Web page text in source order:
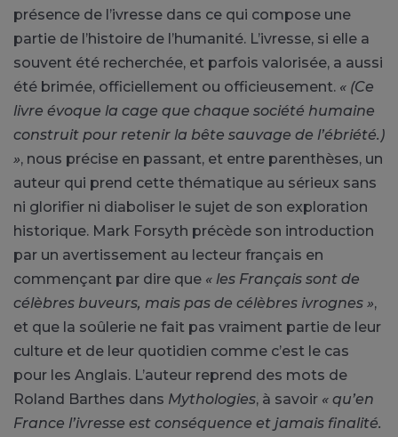
présence de l’ivresse dans ce qui compose une
partie de l’histoire de l’humanité. L’ivresse, si elle a
souvent été recherchée, et parfois valorisée, a aussi
été brimée, officiellement ou officieusement. « (Ce
livre évoque la cage que chaque société humaine
construit pour retenir la bête sauvage de l’ébriété.)
», nous précise en passant, et entre parenthèses, un
auteur qui prend cette thématique au sérieux sans
ni glorifier ni diaboliser le sujet de son exploration
historique. Mark Forsyth précède son introduction
par un avertissement au lecteur français en
commençant par dire que « les Français sont de
célèbres buveurs, mais pas de célèbres ivrognes »,
et que la soûlerie ne fait pas vraiment partie de leur
culture et de leur quotidien comme c’est le cas
pour les Anglais. L’auteur reprend des mots de
Roland Barthes dans Mythologies, à savoir « qu’en
France l’ivresse est conséquence et jamais finalité.